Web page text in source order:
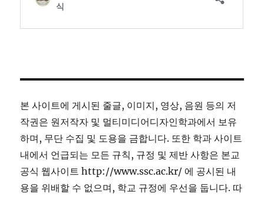
본 사이트에 게시된 줄글, 이미지, 영상, 음원 등의 저
작권은 원저작자 및 멀티미디어디자인학과에서 보유
하며, 무단 수집 및 도용을 금합니다. 또한 학과 사이트
내에서 언급되는 모든 규칙, 규정 및 제반 사항은 본교
공식 웹사이트 http://www.ssc.ac.kr/ 에 공시된 내
용을 위배할 수 없으며, 학교 규정에 우선을 둡니다. 따